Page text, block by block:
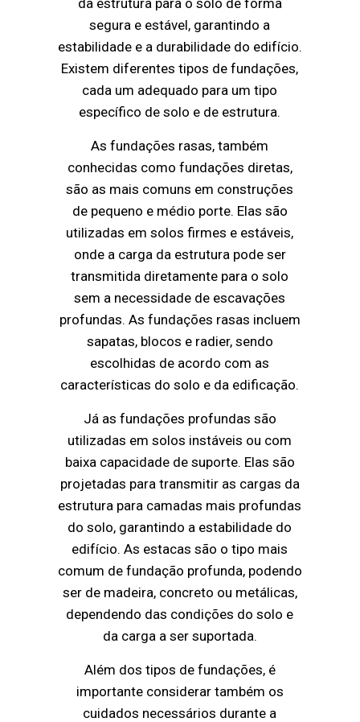
segura e estável, garantindo a
estabilidade e a durabilidade do edifício.
Existem diferentes tipos de fundações,
cada um adequado para um tipo
específico de solo e de estrutura.
As fundações rasas, também
conhecidas como fundações diretas,
são as mais comuns em construções
de pequeno e médio porte. Elas são
utilizadas em solos firmes e estáveis,
onde a carga da estrutura pode ser
transmitida diretamente para o solo
sem a necessidade de escavações
profundas. As fundações rasas incluem
sapatas, blocos e radier, sendo
escolhidas de acordo com as
características do solo e da edificação.
Já as fundações profundas são
utilizadas em solos instáveis ou com
baixa capacidade de suporte. Elas são
projetadas para transmitir as cargas da
estrutura para camadas mais profundas
do solo, garantindo a estabilidade do
edifício. As estacas são o tipo mais
comum de fundação profunda, podendo
ser de madeira, concreto ou metálicas,
dependendo das condições do solo e
da carga a ser suportada.
Além dos tipos de fundações, é
importante considerar também os
cuidados necessários durante a